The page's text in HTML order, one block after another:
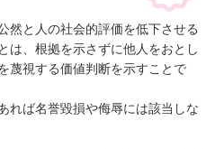
然と人の社会的評価を低下させる
は、根拠を示さずに他人をおとし
蔑視する価値判断を示すことで
れば名誉毀損や侮辱には該当しな